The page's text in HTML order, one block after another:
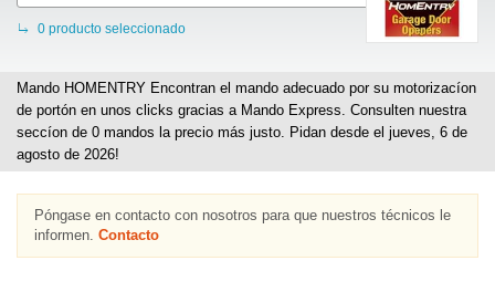
0 producto seleccionado
Mando HOMENTRY Encontran el mando adecuado por su motorizacíon
de portón en unos clicks gracias a Mando Express. Consulten nuestra
seccíon de 0 mandos la precio más justo. Pidan desde el jueves, 6 de
agosto de 2026!
Póngase en contacto con nosotros para que nuestros técnicos le
informen. Contacto